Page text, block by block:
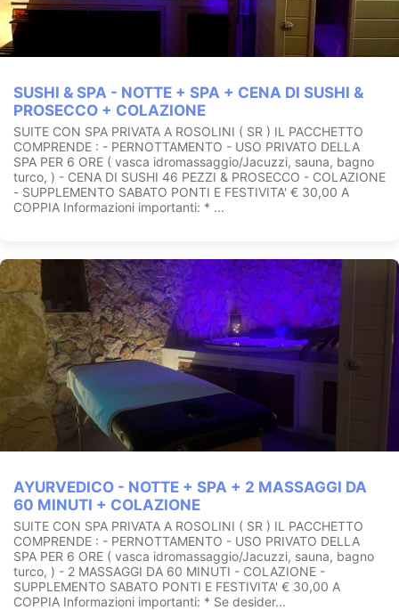
SUSHI & SPA - NOTTE + SPA + CENA DI SUSHI &
PROSECCO + COLAZIONE
SUITE CON SPA PRIVATA A ROSOLINI ( SR ) IL PACCHETTO
COMPRENDE : - PERNOTTAMENTO - USO PRIVATO DELLA
SPA PER 6 ORE ( vasca idromassaggio/Jacuzzi, sauna, bagno
turco, ) - CENA DI SUSHI 46 PEZZI & PROSECCO - COLAZIONE
- SUPPLEMENTO SABATO PONTI E FESTIVITA' € 30,00 A
COPPIA Informazioni importanti: * ...
AYURVEDICO - NOTTE + SPA + 2 MASSAGGI DA
60 MINUTI + COLAZIONE
SUITE CON SPA PRIVATA A ROSOLINI ( SR ) IL PACCHETTO
COMPRENDE : - PERNOTTAMENTO - USO PRIVATO DELLA
SPA PER 6 ORE ( vasca idromassaggio/Jacuzzi, sauna, bagno
turco, ) - 2 MASSAGGI DA 60 MINUTI - COLAZIONE -
SUPPLEMENTO SABATO PONTI E FESTIVITA' € 30,00 A
COPPIA Informazioni importanti: * Se desider...